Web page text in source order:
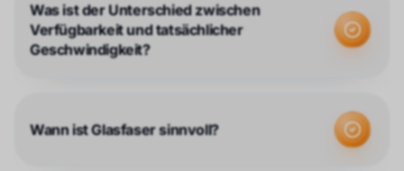
Was ist der Unterschied zwischen
Verfügbarkeit und tatsächlicher
Geschwindigkeit?
Wann ist Glasfaser sinnvoll?